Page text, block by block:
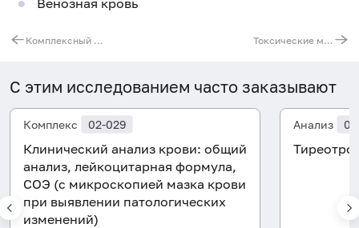
Венозная кровь
Комплексный анализ на витамины группы B (B1, B2, B3, B5, B6, B7, B9, B12) Токсические микроэлементы (Cd, Hg, Pb)
С этим исследованием часто заказывают
Комплекс 02-029
Клинический анализ крови: общий
анализ, лейкоцитарная формула,
СОЭ (с микроскопией мазка крови
при выявлении патологических
изменений)
Анализ